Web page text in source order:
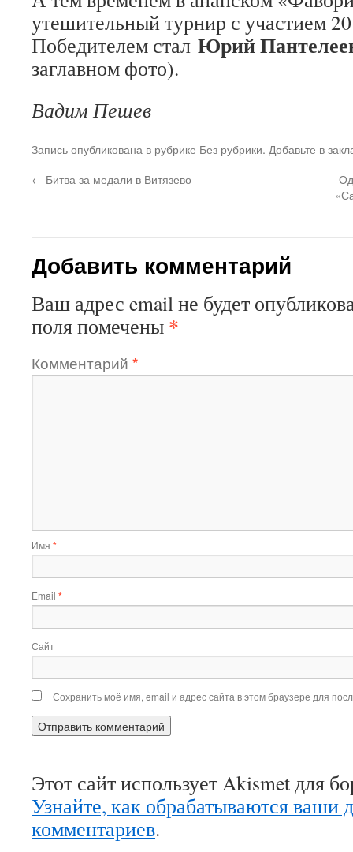
утешительный турнир с участием
Победителем стал Юрий
заглавном фото).
Вадим Пешев
Запись опубликована в рубрике Без рубрики. Добавьте в
← Битва за медали в Витязево
Добавить комментарий
Ваш адрес email не будет
поля помечены *
Комментарий *
Имя *
Email *
Сайт
Сохранить моё имя, email и адрес сайта в этом браузере для
Этот сайт использует Akismet для
Узнайте, как обрабатываются ваши
комментариев.